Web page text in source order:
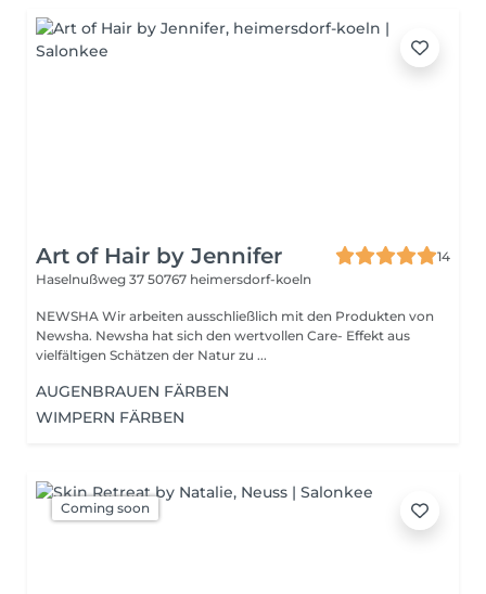
Art of Hair by Jennifer
14
Haselnußweg 37 50767 heimersdorf-koeln
NEWSHA Wir arbeiten ausschließlich mit den Produkten von
Newsha. Newsha hat sich den wertvollen Care- Effekt aus
vielfältigen Schätzen der Natur zu ...
AUGENBRAUEN FÄRBEN
WIMPERN FÄRBEN
Coming soon